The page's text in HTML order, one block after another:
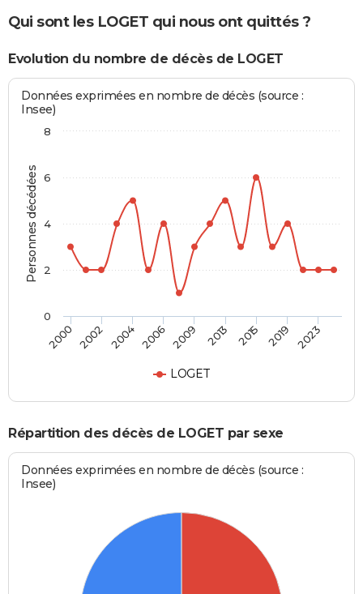
Qui sont les LOGET qui nous ont quittés ?
Evolution du nombre de décès de LOGET
Personnes décédées
Données exprimées en nombre de décès (source :
Insee)
LOGET
2000 2002 2004 2006 2009 2013 2015 2019 2023
0
2
4
6
8
Répartition des décès de LOGET par sexe
Données exprimées en nombre de décès (source :
Insee)